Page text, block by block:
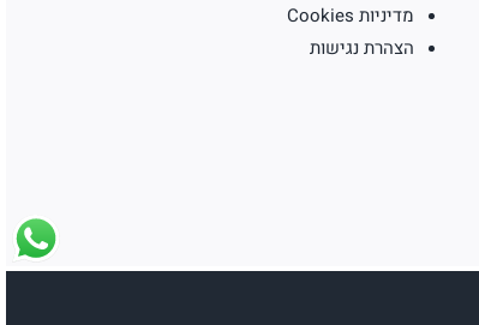
מדיניות Cookies
הצהרת נגישות